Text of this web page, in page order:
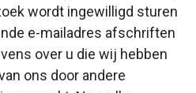
wordt ingewilligd sturen
e-mailadres afschriften
over u die wij hebben
ons door andere